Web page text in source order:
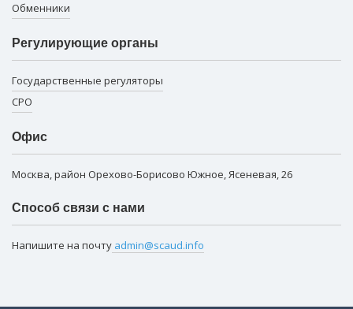
Обменники
Регулирующие органы
Государственные регуляторы
СРО
Офис
Москва, район Орехово-Борисово Южное, Ясеневая, 26
Способ связи с нами
Напишите на почту admin@scaud.info